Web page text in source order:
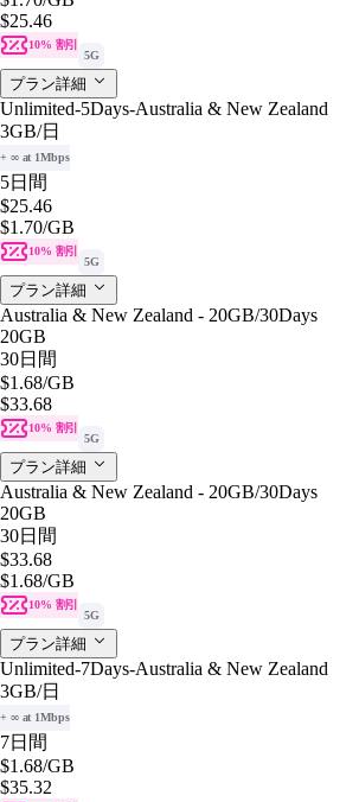
$25.46
10% 割引
5G
プラン詳細
Unlimited-5Days-Australia & New Zealand
3GB/日
+ ∞ at 1Mbps
5日間
$25.46
$1.70/GB
10% 割引
5G
プラン詳細
Australia & New Zealand - 20GB/30Days
20GB
30日間
$1.68/GB
$33.68
10% 割引
5G
プラン詳細
Australia & New Zealand - 20GB/30Days
20GB
30日間
$33.68
$1.68/GB
10% 割引
5G
プラン詳細
Unlimited-7Days-Australia & New Zealand
3GB/日
+ ∞ at 1Mbps
7日間
$1.68/GB
$35.32